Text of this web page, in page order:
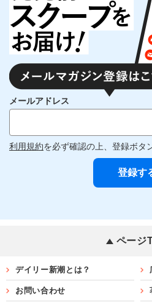
メールアドレス
利用規約を必ず確認の上、登録ボタ
ページ
デイリー新潮とは？
お問い合わせ